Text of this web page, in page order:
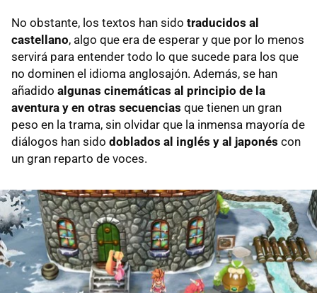
No obstante, los textos han sido traducidos al
castellano, algo que era de esperar y que por lo menos
servirá para entender todo lo que sucede para los que
no dominen el idioma anglosajón. Además, se han
añadido algunas cinemáticas al principio de la
aventura y en otras secuencias que tienen un gran
peso en la trama, sin olvidar que la inmensa mayoría de
diálogos han sido doblados al inglés y al japonés con
un gran reparto de voces.